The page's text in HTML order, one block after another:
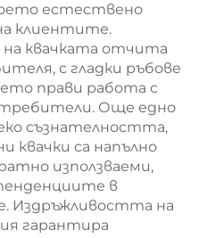
естествено
клиентите.
квачката отчита
с гладки ръбове
прави работа с
Още едно
съзнателността,
квачки са напълно
използваеми,
в
Издръжливостта на
гарантира